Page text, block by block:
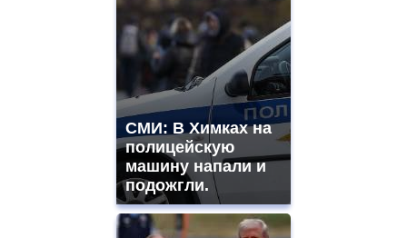
СМИ: В Химках на
полицейскую
машину напали и
подожгли.